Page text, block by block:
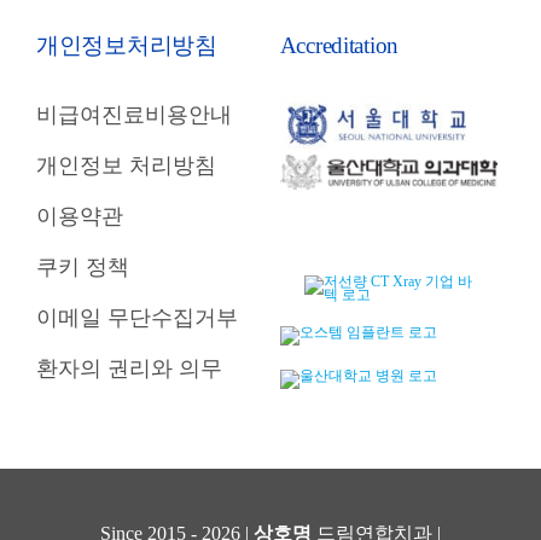
개인정보처리방침
비급여진료비용안내
개인정보 처리방침
이용약관
쿠키 정책
이메일 무단수집거부
환자의 권리와 의무
Accreditation
Since 2015 - 2026 | 상호명 드림연합치과 |